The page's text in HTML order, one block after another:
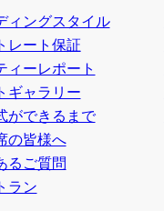
ィングスタイル
レート保証
ィーレポート
ギャラリー
ができるまで
の皆様へ
るご質問
ラン